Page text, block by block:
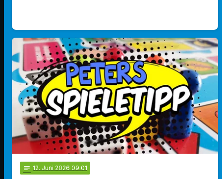
notes 12. Juni 2026 09:01